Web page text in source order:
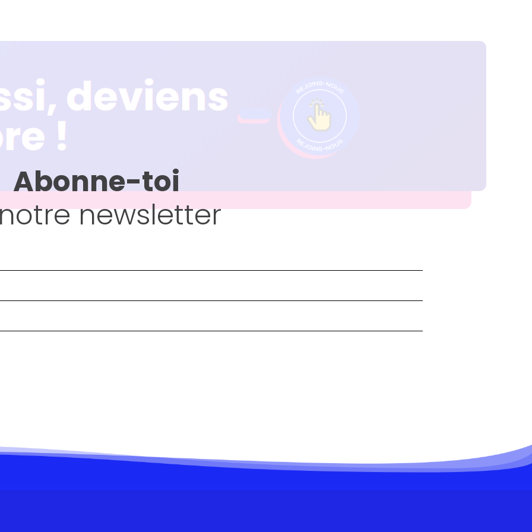
deviens
!
deviens
!
Abonne-toi
newsletter